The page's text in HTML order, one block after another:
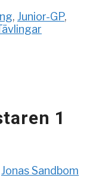
, Junior-GP,
1
Jonas Sandbom